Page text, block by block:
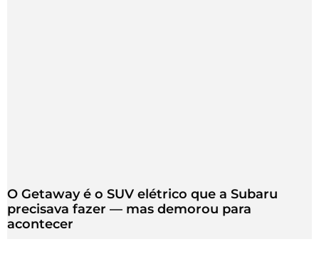
O Getaway é o SUV elétrico que a Subaru
precisava fazer — mas demorou para
acontecer